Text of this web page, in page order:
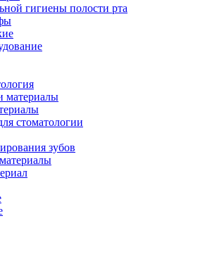
гигиены полости рта
материалы
стоматологии
зубов